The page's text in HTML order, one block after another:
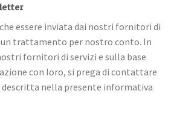
essere inviata dai nostri fornitori di
trattamento per nostro conto. In
fornitori di servizi e sulla base
con loro, si prega di contattare
nella presente informativa